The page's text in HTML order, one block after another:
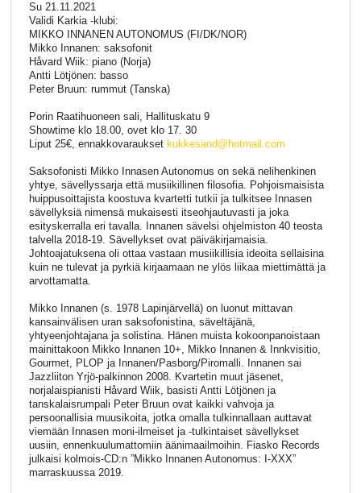
Su 21.11.2021
Validi Karkia -klubi:
MIKKO INNANEN AUTONOMUS (FI/DK/NOR)
Mikko Innanen: saksofonit
Håvard Wiik: piano (Norja)
Antti Lötjönen: basso
Peter Bruun: rummut (Tanska)
Porin Raatihuoneen sali, Hallituskatu 9
Showtime klo 18.00, ovet klo 17. 30
Liput 25€, ennakkovaraukset kukkesand@hotmail.com
Saksofonisti Mikko Innasen Autonomus on sekä nelihenkinen
yhtye, sävellyssarja että musiikillinen filosofia. Pohjoismaisista
huippusoittajista koostuva kvartetti tutkii ja tulkitsee Innasen
sävellyksiä nimensä mukaisesti itseohjautuvasti ja joka
esityskerralla eri tavalla. Innanen sävelsi ohjelmiston 40 teosta
talvella 2018-19. Sävellykset ovat päiväkirjamaisia.
Johtoajatuksena oli ottaa vastaan musiikillisia ideoita sellaisina
kuin ne tulevat ja pyrkiä kirjaamaan ne ylös liikaa miettimättä ja
arvottamatta.
Mikko Innanen (s. 1978 Lapinjärvellä) on luonut mittavan
kansainvälisen uran saksofonistina, säveltäjänä,
yhtyeenjohtajana ja solistina. Hänen muista kokoonpanoistaan
mainittakoon Mikko Innanen 10+, Mikko Innanen & Innkvisitio,
Gourmet, PLOP ja Innanen/Pasborg/Piromalli. Innanen sai
Jazzliiton Yrjö-palkinnon 2008. Kvartetin muut jäsenet,
norjalaispianisti Håvard Wiik, basisti Antti Lötjönen ja
tanskalaisrumpali Peter Bruun ovat kaikki vahvoja ja
persoonallisia muusikoita, jotka omalla tulkinnallaan auttavat
viemään Innasen moni-ilmeiset ja -tulkintaiset sävellykset
uusiin, ennenkuulumattomiin äänimaailmoihin. Fiasko Records
julkaisi kolmois-CD:n ”Mikko Innanen Autonomus: I-XXX”
marraskuussa 2019.